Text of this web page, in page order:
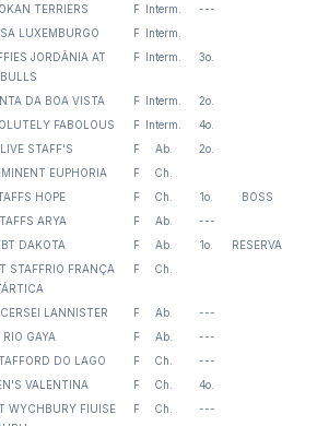
TERRIERS F Interm.
---
LUXEMBURGO F
Interm.
JORDÂNIA AT
F Interm. 3o.
DA BOA VISTA F Interm.
2o.
FABOLOUS F Interm.
4o.
STAFF'S F Ab.
2o.
EUPHORIA F
Ch.
HOPE F Ch. 1o.
BOSS
ARYA F Ab.
---
DAKOTA F Ab. 1o.
RESERVA
STAFFRIO FRANÇA
F Ch.
LANNISTER F Ab.
---
RIO GAYA F Ab.
---
DO LAGO F Ch.
---
VALENTINA F Ch.
4o.
WYCHBURY FIUISE
F Ch. ---